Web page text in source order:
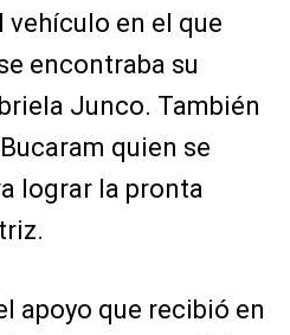
en el que
encontraba su
Junco. También
quien se
lograr la pronta
apoyo que recibió en